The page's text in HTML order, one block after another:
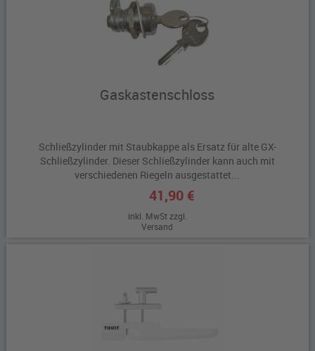
Gaskastenschloss
Schließzylinder mit Staubkappe als Ersatz für alte GX-
Schließzylinder. Dieser Schließzylinder kann auch mit
verschiedenen Riegeln ausgestattet...
41,90 €
inkl. MwSt zzgl.
Versand